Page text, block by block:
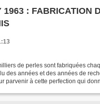
1963 : FABRICATION
de perles sont fabriquées
des années et des années de
parvenir à cette perfection qui